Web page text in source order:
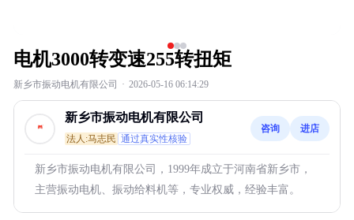
电机3000转变速255转扭矩
新乡市振动电机有限公司 · 2026-05-16 06:14:29
新乡市振动电机有限公司
法人:马志民 通过真实性核验
咨询 进店
新乡市振动电机有限公司，1999年成立于河南省新乡市，
主营振动电机、振动给料机等，专业权威，经验丰富。